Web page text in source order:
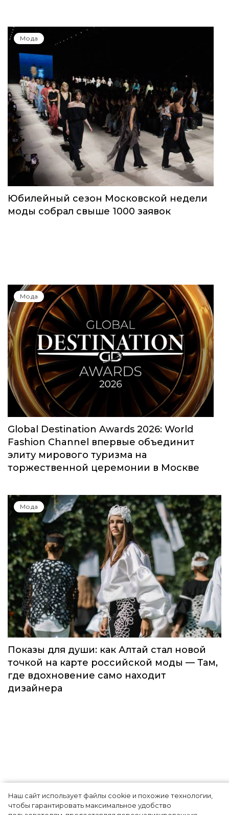
Наш сайт использует файлы cookie и похожие технологии,
чтобы гарантировать максимальное удобство
Юбилейный сезон Московской недели
моды собрал свыше 1000 заявок
Global Destination Awards 2026: World
Fashion Channel впервые объединит
элиту мирового туризма на
торжественной церемонии в Москве
Мода
Показы для души: как Алтай стал новой